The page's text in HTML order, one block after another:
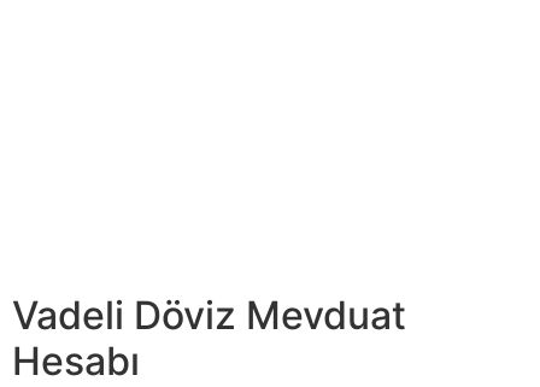
Vadeli Döviz Mevduat
Hesabı